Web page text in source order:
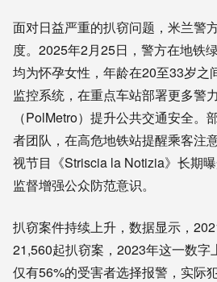
面对日益严重的扒窃问题，米兰警
度。2025年2月25日，警方在地铁
均为怀孕女性，年龄在20至33岁之
监控系统，在重点车站部署更多警
（PolMetro）提升公共交通安全。
者团队，在高危地铁站提醒乘客注
视节目《Striscia la Notizia》长期
监督增强公众防范意识。
扒窃案件持续上升，数据显示，
21,560起扒窃案，2023年这一数字
仅有56%的受害者选择报警，实际